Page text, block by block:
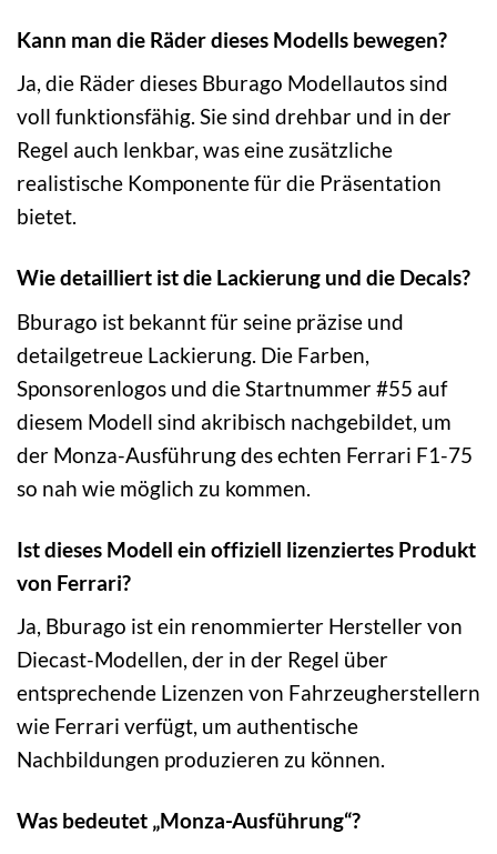
Kann man die Räder dieses Modells bewegen?
Ja, die Räder dieses Bburago Modellautos sind
voll funktionsfähig. Sie sind drehbar und in der
Regel auch lenkbar, was eine zusätzliche
realistische Komponente für die Präsentation
bietet.
Wie detailliert ist die Lackierung und die Decals?
Bburago ist bekannt für seine präzise und
detailgetreue Lackierung. Die Farben,
Sponsorenlogos und die Startnummer #55 auf
diesem Modell sind akribisch nachgebildet, um
der Monza-Ausführung des echten Ferrari F1-75
so nah wie möglich zu kommen.
Ist dieses Modell ein offiziell lizenziertes Produkt
von Ferrari?
Ja, Bburago ist ein renommierter Hersteller von
Diecast-Modellen, der in der Regel über
entsprechende Lizenzen von Fahrzeugherstellern
wie Ferrari verfügt, um authentische
Nachbildungen produzieren zu können.
Was bedeutet „Monza-Ausführung“?